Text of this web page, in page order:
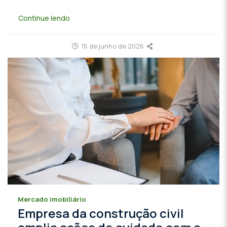
Continue lendo
15 de junho de 2026
Mercado imobiliário
Empresa da construção civil